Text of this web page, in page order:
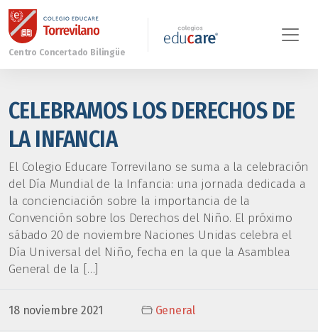
CELEBRAMOS LOS DERECHOS DE
LA INFANCIA
El Colegio Educare Torrevilano se suma a la celebración
del Día Mundial de la Infancia: una jornada dedicada a
la concienciación sobre la importancia de la
Convención sobre los Derechos del Niño. El próximo
sábado 20 de noviembre Naciones Unidas celebra el
Día Universal del Niño, fecha en la que la Asamblea
General de la […]
18 noviembre 2021 General